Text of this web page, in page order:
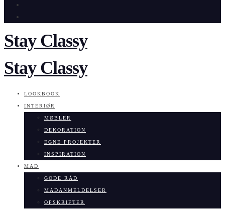
Stay Classy
Stay Classy
LOOKBOOK
INTERIØR
MØBLER
DEKORATION
EGNE PROJEKTER
INSPIRATION
MAD
GODE RÅD
MADANMELDELSER
OPSKRIFTER